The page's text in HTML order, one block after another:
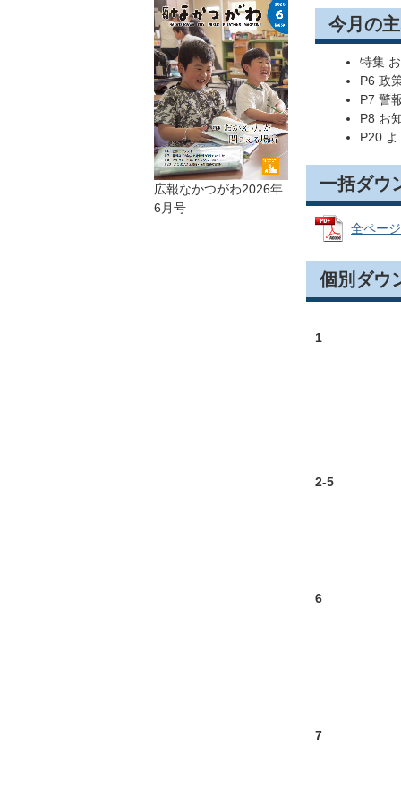
広報なかつがわ2026年
6月号
今月の
特集
P6 政
P7 警
P8 お
P20
一括ダウ
全ペー
個別ダウ
1
2-5
6
7